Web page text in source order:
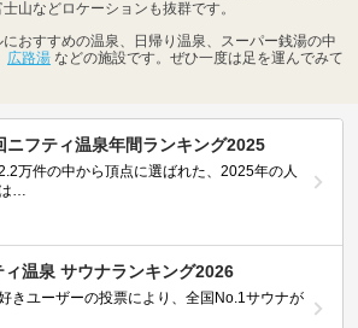
山などロケーションも抜群です。
おすすめの温泉、日帰り温泉、スーパー銭湯の中
広路湯 などの施設です。ぜひ一度は足を運んでみて
ニフティ温泉年間ランキング2025
万件の中から頂点に選ばれた、2025年の人
…
ィ温泉 サウナランキング2026
きユーザーの投票により、全国No.1サウナが